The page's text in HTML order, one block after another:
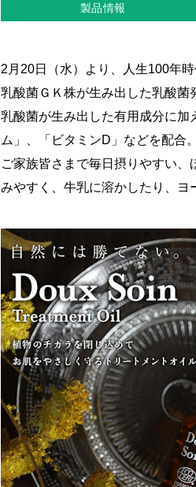
製品情報
2月20日（水）より、人生100年
乳酸菌ＧＫ株が生み出した乳酸
乳酸菌が生み出した有用成分に加
ム」、「ビタミンD」などを配合
ご家族皆さまで毎日摂りやすい
みやすく、牛乳に溶かしたり、ヨ